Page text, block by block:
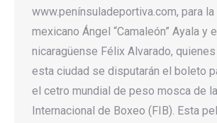
www.penínsuladeportiva.com, para
mexicano Ángel “Camaleón” Ayala y
nicaragüense Félix Alvarado, quienes
esta ciudad se disputarán el boleto
el cetro mundial de peso mosca de
Internacional de Boxeo (FIB). Esta